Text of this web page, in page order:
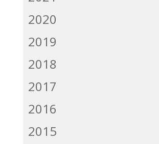
2020
2019
2018
2017
2016
2015